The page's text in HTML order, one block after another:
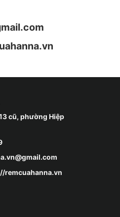
cũ, phường Hiệp
remcuahanna.vn